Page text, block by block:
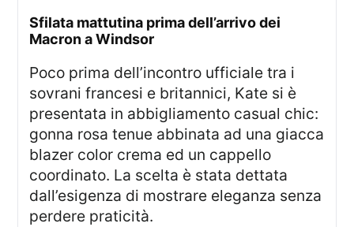
sfilata mattutina prima dell’arrivo dei
Macron a Windsor
Poco prima dell’incontro ufficiale tra i
sovrani francesi e britannici, Kate si è
presentata in abbigliamento casual chic:
gonna rosa tenue abbinata ad una giacca
blazer color crema ed un cappello
coordinato. La scelta è stata dettata
dall’esigenza di mostrare eleganza senza
perdere praticità.